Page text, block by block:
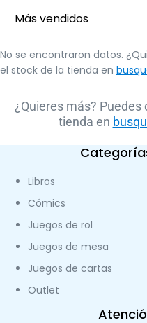
No se encontraron datos.
el stock de la tienda en
¿Quieres más?
tienda en
Libros
Cómics
Juegos de rol
Juegos de mesa
Juegos de cartas
Outlet